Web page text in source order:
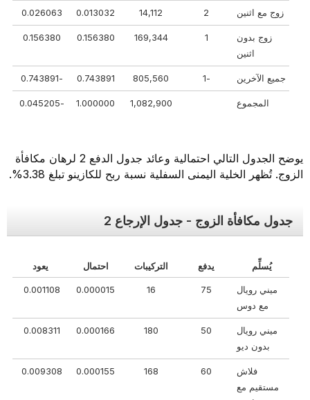
زوج مع اثنين 14,112
0.013032
0.026063
زوج بدون
اثنين
169,344
0.156380
0.156380
جميع الآخرين 805,560
0.743891
المجموع 1,082,900
1.000000
يوضح الجدول التالي احتمالية وعائد جدول الدفع 2 لرهان مكافأة
الزوج. تُظهر الخلية اليمنى السفلية نسبة ربح للكازينو تبلغ 3.38%.
جدول مكافأة الزوج - جدول الإرجاع 2
يُسلِّم يدفع التركيبات احتمال يعود
ميني رويال
مع دوس
75
16
0.000015
0.001108
ميني رويال
بدون ديو
50
180
0.000166
0.008311
فلاش
مستقيم مع
60
168
0.000155
0.009308